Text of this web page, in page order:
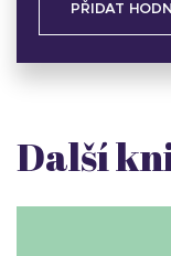
PŘIDAT
Další